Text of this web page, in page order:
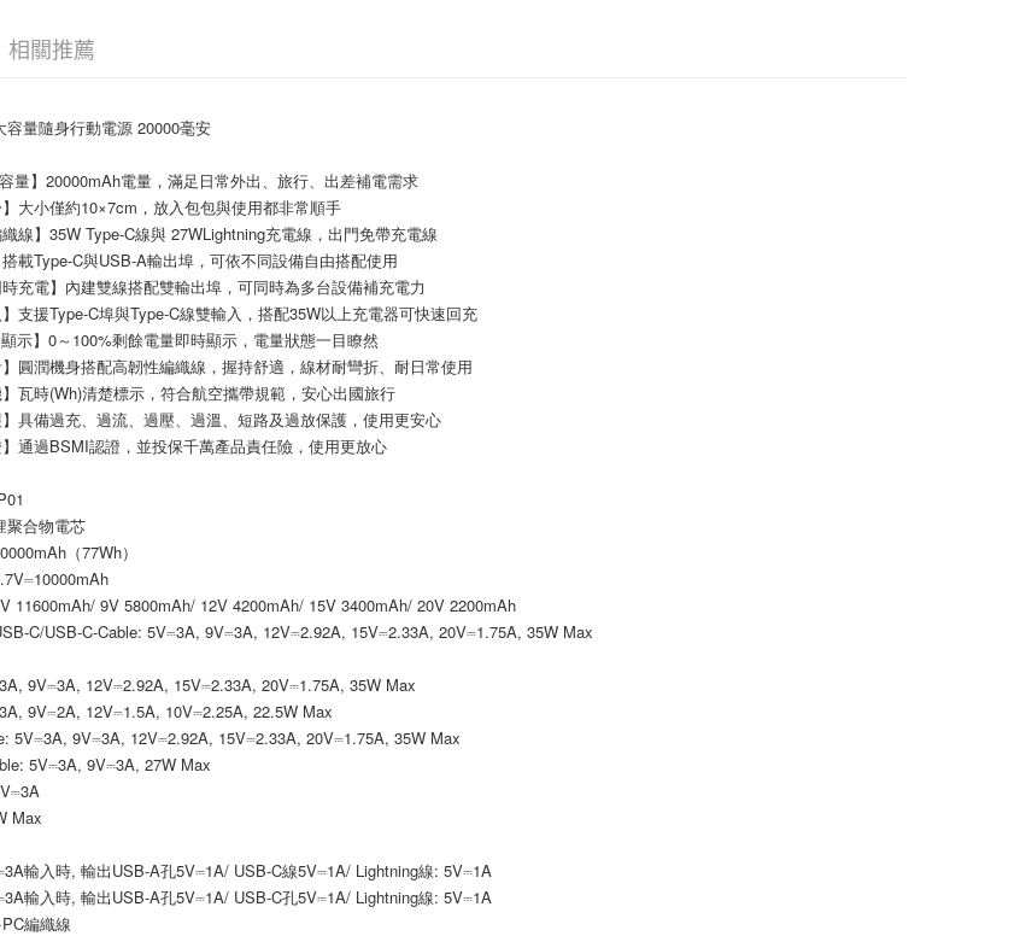
付款後7-11取貨
每筆NT$100，滿NT$599(含以上)免運費
相關推薦
量隨身行動電源 20000毫安
容量】20000mAh電量，滿足日常外出、旅行、出差補電需求
】大小僅約10×7cm，放入包包與使用都非常順手
織線】35W Type-C線與 27WLightning充電線，出門免帶充電線
搭載Type-C與USB-A輸出埠，可依不同設備自由搭配使用
時充電】內建雙線搭配雙輸出埠，可同時為多台設備補充電力
】支援Type-C埠與Type-C線雙輸入，搭配35W以上充電器可快速回充
顯示】0～100%剩餘電量即時顯示，電量狀態一目瞭然
】圓潤機身搭配高韌性編織線，握持舒適，線材耐彎折、耐日常使用
】瓦時(Wh)清楚標示，符合航空攜帶規範，安心出國旅行
】具備過充、過流、過壓、過溫、短路及過放保護，使用更安心
】通過BSMI認證，並投保千萬產品責任險，使用更放心
合物電芯
（77Wh）
11600mAh/ 9V 5800mAh/ 12V 4200mAh/ 15V 3400mAh/ 20V 2200mAh
C/USB-C-Cable: 5V⎓3A, 9V⎓3A, 12V⎓2.92A, 15V⎓2.33A, 20V⎓1.75A, 35W Max
9V⎓3A, 12V⎓2.92A, 15V⎓2.33A, 20V⎓1.75A, 35W Max
9V⎓2A, 12V⎓1.5A, 10V⎓2.25A, 22.5W Max
5V⎓3A, 9V⎓3A, 12V⎓2.92A, 15V⎓2.33A, 20V⎓1.75A, 35W Max
5V⎓3A, 9V⎓3A, 27W Max
Max
輸入時, 輸出USB-A孔5V⎓1A/ USB-C線5V⎓1A/ Lightning線: 5V⎓1A
輸入時, 輸出USB-A孔5V⎓1A/ USB-C孔5V⎓1A/ Lightning線: 5V⎓1A
編織線